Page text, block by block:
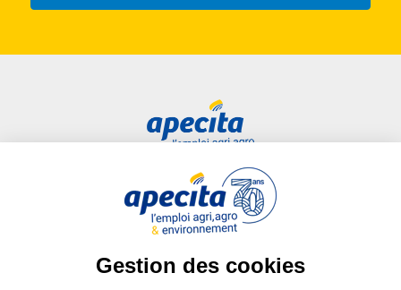
Liens utiles
Plan du site